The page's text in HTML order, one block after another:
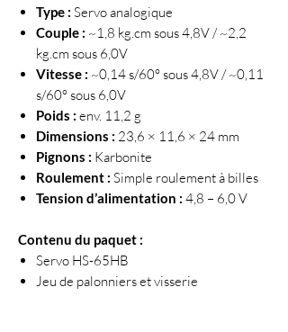
Type : Servo analogique
Couple : ~1,8 kg.cm sous 4,8V / ~2,2
kg.cm sous 6,0V
Vitesse : ~0,14 s/60° sous 4,8V / ~0,11
s/60° sous 6,0V
Poids : env. 11,2 g
Dimensions : 23,6 × 11,6 × 24 mm
Pignons : Karbonite
Roulement : Simple roulement à billes
Tension d’alimentation : 4,8 – 6,0 V
Contenu du paquet :
Servo HS-65HB
Jeu de palonniers et visserie